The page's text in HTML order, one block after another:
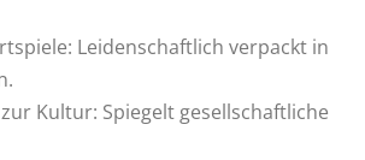
Leidenschaftlich verpackt in
Kultur: Spiegelt gesellschaftliche